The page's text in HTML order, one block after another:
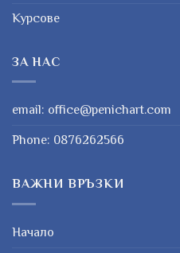
Курсове
ЗА НАС
email: office@penichart.com
Phone: 0876262566
ВАЖНИ ВРЪЗКИ
Начало